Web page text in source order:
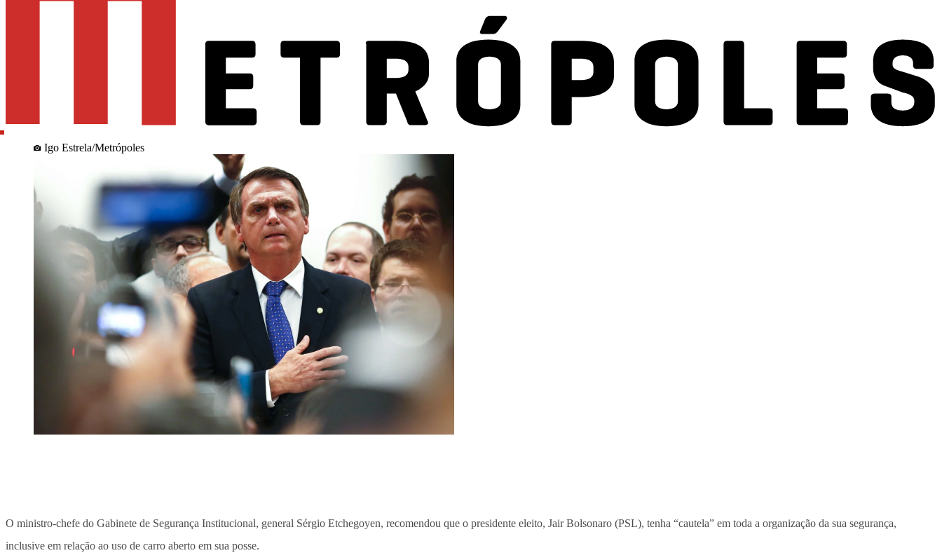
Igo Estrela/Metrópoles
O ministro-chefe do Gabinete de Segurança Institucional, general Sérgio Etchegoyen, recomendou que o presidente eleito, Jair Bolsonaro (PSL), tenha “cautela” em toda a organização da sua segurança,
inclusive em relação ao uso de carro aberto em sua posse.